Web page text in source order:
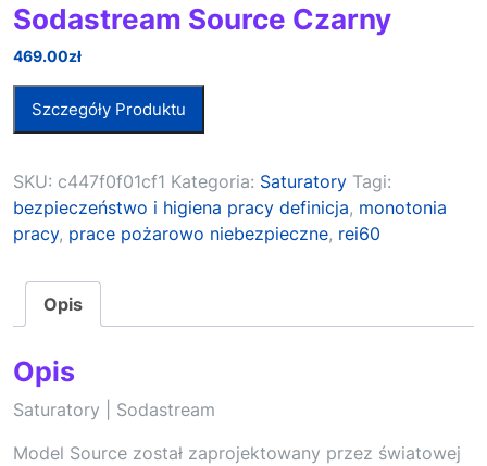
Sodastream Source Czarny
469.00zł
Szczegóły Produktu
SKU: c447f0f01cf1 Kategoria: Saturatory Tagi:
bezpieczeństwo i higiena pracy definicja, monotonia
pracy, prace pożarowo niebezpieczne, rei60
Opis
Opis
Saturatory | Sodastream
Model Source został zaprojektowany przez światowej